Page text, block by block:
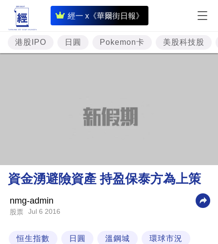
經一 x《華爾街日報》
即
時
財
經
理
財
港股IPO 日圓 Pokemon卡 美股科技股
資金湧避險資產 持盈保泰方為上策
nmg-admin
股票 Jul 6 2016
恒生指數 日圓 溫鋼城 環球市況